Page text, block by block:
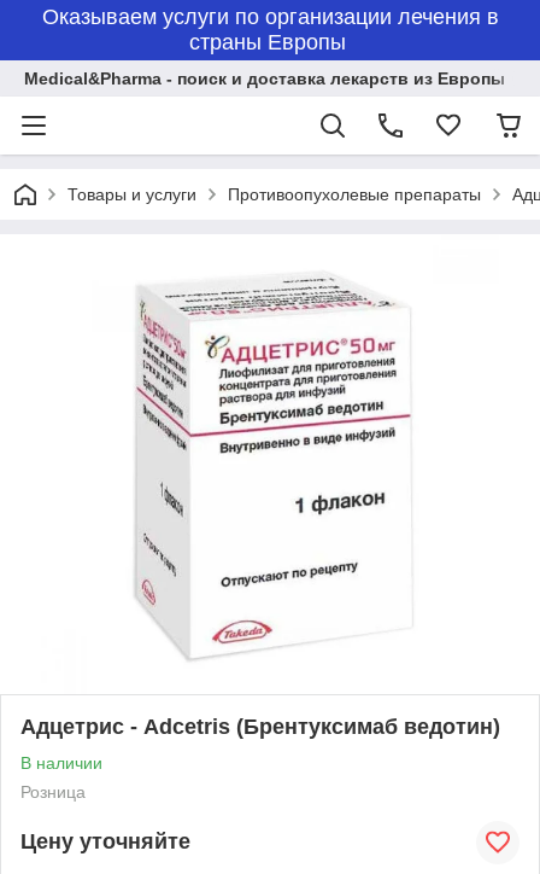
Оказываем услуги по организации лечения в
страны Европы
Medical&Pharma - поиск и доставка лекарств из Европы
Товары и услуги Противоопухолевые препараты
Адцетрис - Adcetris (Брентуксимаб ведотин)
В наличии
Розница
Цену уточняйте